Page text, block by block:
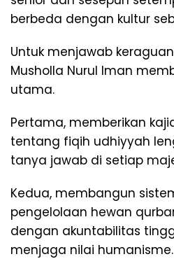
berbeda dengan kultur
Untuk menjawab keraguan
Musholla Nurul Iman
utama.
Pertama, memberikan
tentang fiqih udhiyyah
tanya jawab di setiap
Kedua, membangun
pengelolaan hewan
dengan akuntabilitas
menjaga nilai humanisme.